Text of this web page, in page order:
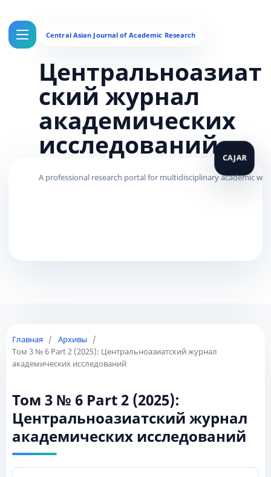
Центральноазиат
ский журнал
академических
исследований
Главная / Архивы
/
Том 3 № 6 Part 2 (2025): Центральноазиатский журнал
академических исследований
Том 3 № 6 Part 2 (2025):
Центральноазиатский журнал
академических исследований